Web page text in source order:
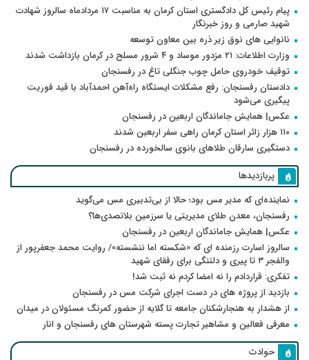
پیام رئیس کل دادگستری استان کرمان به مناسبت ۱۷ مردادماه سالروز شهادت
شهید صارمی و روز خبرنگار
نانوایی های نوق زیر ذره بین معاون توسعه
وزارت اطلاعات: ۲۱ مزدور موساد و ۴ شرور مسلح در کرمان بازداشت شدند
توقیف خودروی حامل چوب جنگلی تاغ در رفسنجان
دادستان رفسنجان: رفع مشکلات ایستگاه راه‌آهن احمدآباد با قید فوریت
پیگیری می‌شود
عکس| همایش جاماندگان اربعین در رفسنجان
۱۱۰ هزار زائر استان کرمان راهی سفر اربعین شدند
دستگیری سارقان طلاهای بانوی سالخورده در رفسنجان
پربازدیدها
نماینده‌ای که مدیر مس بود؛ حالا از بی‌تدبیری مس می‌گوید
رفسنجان، معدن طلای مدیریتی یا سرزمین بلاتصدی‌ها؟
عکس| همایش جاماندگان اربعین در رفسنجان
سالروز اسارت رزمنده ای که «شکسته اما ننشسته»/ روایت محمد جعفرپور از
والفجر ۳ تا پیری و دلتنگی برای رفقای شهید
تفکری: قراردادم را نه امضا کردم نه ثبت شد!
بازدید از پروژه های در دست اجرای شرکت مس در رفسنجان
از هشدار به هنجارشکنان جامعه تا گلایه از حضور کمرنگ مسئولان در میدان
معرفی فعالین و مشاهیر تجارت پسته شهرستان های رفسنجان و انار
حوادث